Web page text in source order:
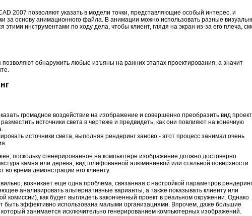
2007 позволяют указать в модели точки, представляющие особый интерес, и
за основу анимационного файла. В анимации можно использовать разные
инструментами по ходу дела, чтобы клиент, глядя на экран из-за его плеча,
обнаружить любые изъяны на ранних этапах проектирования, а значит
громадное воздействие на изображение и совершенно преобразить вид
источники света в чертеже и предвидеть, как они повлияют на конечную
источники света, выполняя рендеринг заново - этот процесс занимал очень
поскольку сгенерированное на компьютере изображение должно достоверно
камня или дерева, вид шлифованной алюминиевой или стальной поверхности
во время демонстрации его клиенту.
возникает еще одна проблема, связанная с настройкой параметров
анализировать альтернативные варианты, а также показывать клиенту или
как будет выглядеть законченный проект в реальном окружении. Однако
быть эффективно использована малыми организациями. Впрочем, даже большие
занимается исключительно генерированием компьютерных изображений.